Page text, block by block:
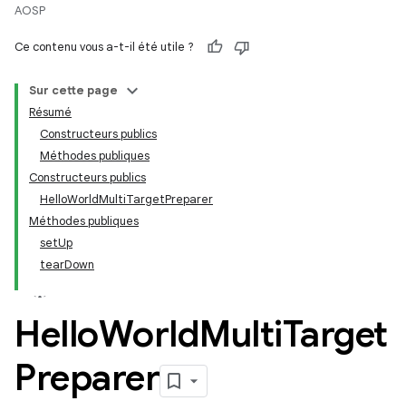
AOSP
Ce contenu vous a-t-il été utile ?
Sur cette page
Résumé
Constructeurs publics
Méthodes publiques
Constructeurs publics
HelloWorldMultiTargetPreparer
Méthodes publiques
setUp
tearDown
HelloWorldMultiTarget
Preparer